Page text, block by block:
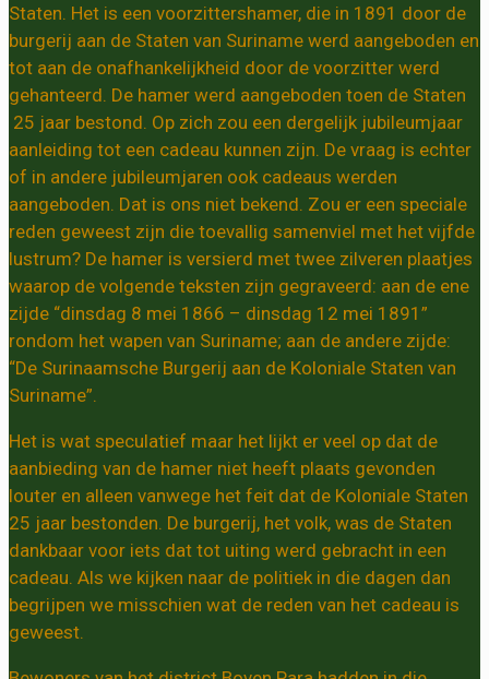
Staten. Het is een voorzittershamer, die in 1891 door de
burgerij aan de Staten van Suriname werd aangeboden en
tot aan de onafhankelijkheid door de voorzitter werd
gehanteerd. De hamer werd aangeboden toen de Staten
25 jaar bestond. Op zich zou een dergelijk jubileumjaar
aanleiding tot een cadeau kunnen zijn. De vraag is echter
of in andere jubileumjaren ook cadeaus werden
aangeboden. Dat is ons niet bekend. Zou er een speciale
reden geweest zijn die toevallig samenviel met het vijfde
lustrum? De hamer is versierd met twee zilveren plaatjes
waarop de volgende teksten zijn gegraveerd: aan de ene
zijde “dinsdag 8 mei 1866 – dinsdag 12 mei 1891”
rondom het wapen van Suriname; aan de andere zijde:
“De Surinaamsche Burgerij aan de Koloniale Staten van
Suriname”.
Het is wat speculatief maar het lijkt er veel op dat de
aanbieding van de hamer niet heeft plaats gevonden
louter en alleen vanwege het feit dat de Koloniale Staten
25 jaar bestonden. De burgerij, het volk, was de Staten
dankbaar voor iets dat tot uiting werd gebracht in een
cadeau. Als we kijken naar de politiek in die dagen dan
begrijpen we misschien wat de reden van het cadeau is
geweest.